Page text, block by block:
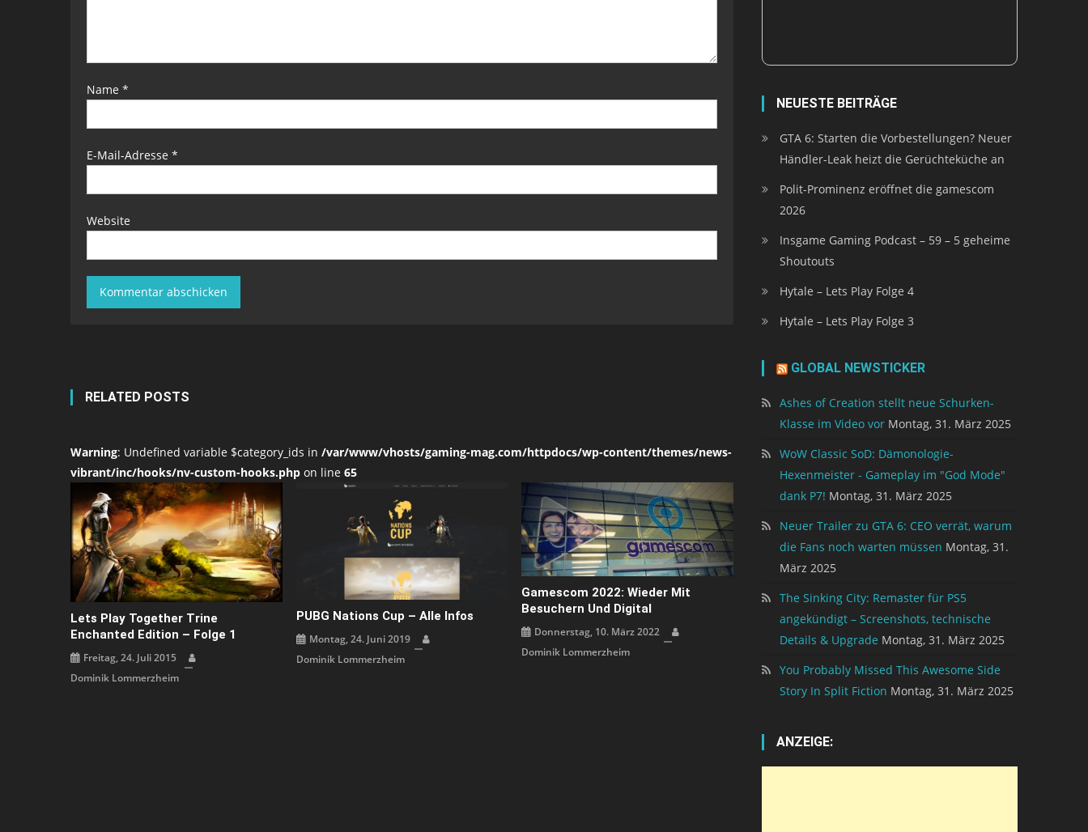
Name *
E-Mail-Adresse *
Website
RELATED POSTS
Warning: Undefined variable $category_ids in /var/www/vhosts/gaming-mag.com/httpdocs/wp-content/themes/news-
vibrant/inc/hooks/nv-custom-hooks.php on line 65
Lets Play Together Trine
Enchanted Edition – Folge 1
Freitag, 24. Juli 2015
Dominik Lommerzheim
PUBG Nations Cup – Alle Infos
Montag, 24. Juni 2019
Dominik Lommerzheim
Gamescom 2022: Wieder Mit
Besuchern Und Digital
Donnerstag, 10. März 2022
Dominik Lommerzheim
NEUESTE BEITRÄGE
GTA 6: Starten die Vorbestellungen? Neuer
Händler-Leak heizt die Gerüchteküche an
Polit-Prominenz eröffnet die gamescom
2026
Insgame Gaming Podcast – 59 – 5 geheime
Shoutouts
Hytale – Lets Play Folge 4
Hytale – Lets Play Folge 3
GLOBAL NEWSTICKER
Ashes of Creation stellt neue Schurken-
Klasse im Video vor Montag, 31. März 2025
WoW Classic SoD: Dämonologie-
Hexenmeister - Gameplay im "God Mode"
dank P7! Montag, 31. März 2025
Neuer Trailer zu GTA 6: CEO verrät, warum
die Fans noch warten müssen Montag, 31.
März 2025
The Sinking City: Remaster für PS5
angekündigt – Screenshots, technische
Details & Upgrade Montag, 31. März 2025
You Probably Missed This Awesome Side
Story In Split Fiction Montag, 31. März 2025
ANZEIGE: